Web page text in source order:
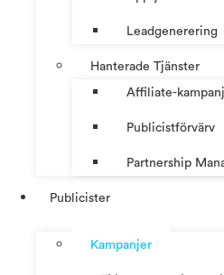
Leadgenerering
Hanterade Tjänster
Affiliate-
Publicistförvärv
Partnership
Publicister
Kampanjer